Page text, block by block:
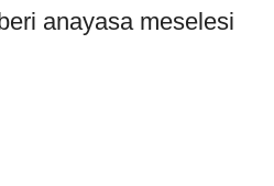
anayasa meselesi